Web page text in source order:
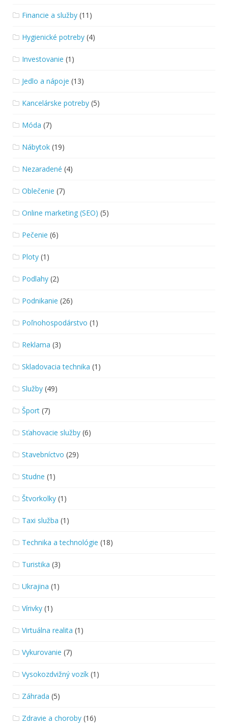
Financie a služby (11)
Hygienické potreby (4)
Investovanie (1)
Jedlo a nápoje (13)
Kancelárske potreby (5)
Móda (7)
Nábytok (19)
Nezaradené (4)
Oblečenie (7)
Online marketing (SEO) (5)
Pečenie (6)
Ploty (1)
Podlahy (2)
Podnikanie (26)
Poľnohospodárstvo (1)
Reklama (3)
Skladovacia technika (1)
Služby (49)
Šport (7)
Sťahovacie služby (6)
Stavebníctvo (29)
Studne (1)
Štvorkolky (1)
Taxi služba (1)
Technika a technológie (18)
Turistika (3)
Ukrajina (1)
Vírivky (1)
Virtuálna realita (1)
Vykurovanie (7)
Vysokozdvižný vozík (1)
Záhrada (5)
Zdravie a choroby (16)